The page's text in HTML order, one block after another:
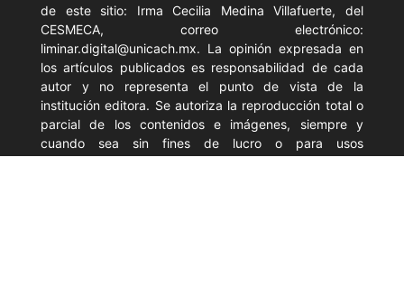
de este sitio: Irma Cecilia Medina Villafuerte, del
CESMECA, correo electrónico:
liminar.digital@unicach.mx. La opinión expresada en
los artículos publicados es responsabilidad de cada
autor y no representa el punto de vista de la
institución editora. Se autoriza la reproducción total o
parcial de los contenidos e imágenes, siempre y
cuando sea sin fines de lucro o para usos